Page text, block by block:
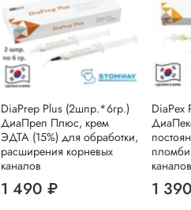
DiaPrep Plus (2шпр.*6гр.)
ДиаПреп Плюс, крем
ЭДТА (15%) для обработки,
расширения корневых
каналов
1 490 ₽
DiaPex
каналов
1